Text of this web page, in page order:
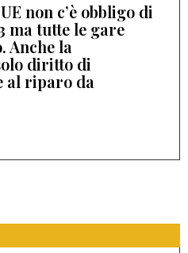
non c’è obbligo di
ma tutte le gare
Anche la
diritto di
al riparo da